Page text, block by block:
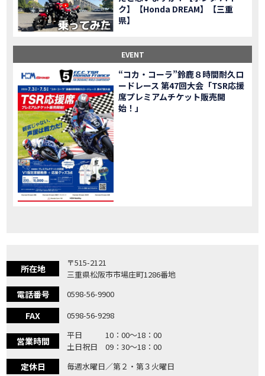
NEW BIKE 「X-ADV」大型クロスオーバーモデル X-ADV をフルモデルチェンジし発売！
NEW BIKE 「CB1000R」のヘッドライト等の外観デザインやカラーリングの変更など熟成を図り発売！
NEW BIKE 「NC750X」大型スポーツモデル NC750X をフルモデルチェンジし発売！
NEW BIKE 「CB1300 SUPER FOUR」「CB1300 SUPER BOL D’OR」ならびに「CB1300 SUPER FOUR SP」「CB1300 SUPER BOL D’OR SP」に先進の電子制御デバイスを採用し発売！
NEW BIKE 大型クルーザーモデル「Rebel 1100」を新発売!!
NEW BIKE よりスポーティーなイメージを強化『CBR650R』を発表!
NEW BIKE Neo Sports Caféシリーズのミドルクラスモデル『CB650R』を発表！
NEW BIKE フルモデルチェンジした 新型「PCX」「PCX160」「PCX e:HEV」を発表!
NEWS 国内販売を予定するグローバルモデルがHondaバイクWebサイトで公開されました！
NEW BIKE 「CRF250L」「CRF250 RALLY」をフルモデルチェンジし発表！
ク】【Honda DREAM】【三重
県】
EVENT
“コカ・コーラ”鈴鹿８時間耐久ロ
ードレース 第47回大会「TSR応援
席プレミアムチケット販売開
始！」
所在地
〒515-2121
三重県松阪市市場庄町1286番地
電話番号 0598-56-9900
FAX 0598-56-9298
営業時間
平日 10：00〜18：00
土日祝日 09：30〜18：00
定休日 毎週水曜日／第２・第３火曜日